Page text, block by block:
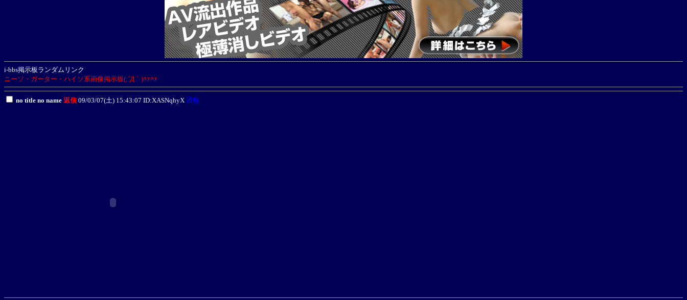
i-bbs掲示板ランダムリンク
ニーソ・ガーター・ハイソ系画像掲示板(;´Д｀)ﾊｧﾊｧ
no title no name 返信 09/03/07(土) 15:43:07 ID:XASNqhyX 通報